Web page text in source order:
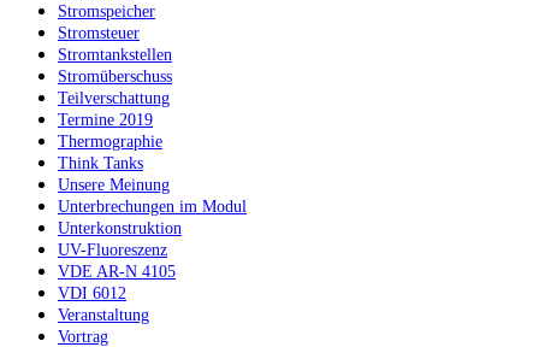
Stromspeicher
Stromsteuer
Stromtankstellen
Stromüberschuss
Teilverschattung
Termine 2019
Thermographie
Think Tanks
Unsere Meinung
Unterbrechungen im Modul
Unterkonstruktion
UV-Fluoreszenz
VDE AR-N 4105
VDI 6012
Veranstaltung
Vortrag